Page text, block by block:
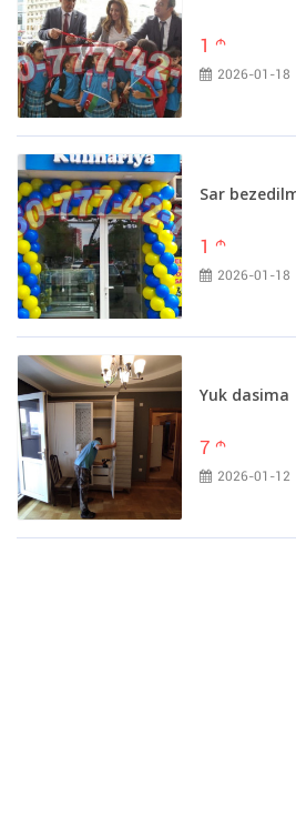
1 m
2026-01-18
Sar
1 m
2026-01-18
Yuk dasima
7 m
2026-01-12